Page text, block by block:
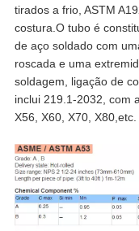
tirados a frio, ASTM
costura.O tubo é
de aço soldado com
roscada e uma
soldagem, ligação de
inclui 219.1-2032, com
X56, X60, X70, X80,etc.